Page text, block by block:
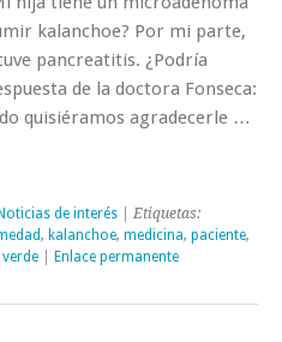
kalanchoe? Por mi parte,
pancreatitis. ¿Podría
de la doctora Fonseca:
quisiéramos agradecerle …
Noticias de interés | Etiquetas:
, kalanchoe, medicina, paciente,
verde Enlace permanente